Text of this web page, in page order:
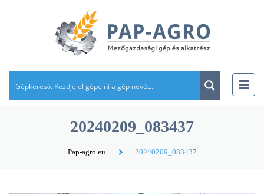
20240209_083437
Pap-agro.eu 20240209_083437